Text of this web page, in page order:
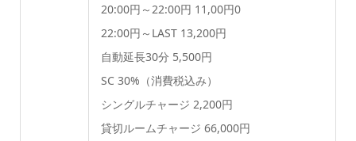
20:00円～22:00円 11,00円0
22:00円～LAST 13,200円
自動延長30分 5,500円
SC 30%（消費税込み）
シングルチャージ 2,200円
貸切ルームチャージ 66,000円